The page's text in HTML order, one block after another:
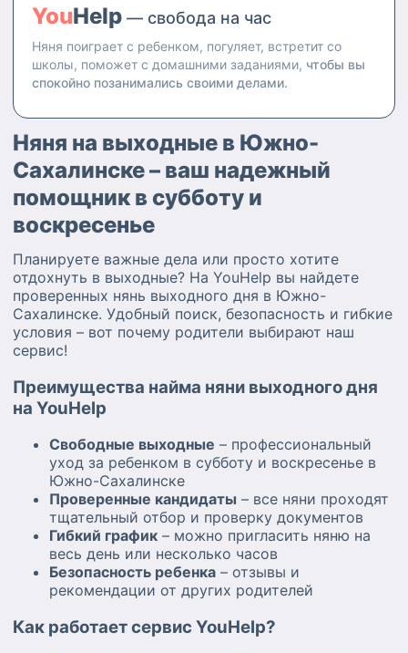
YouHelp — свобода на час
Няня поиграет с ребенком, погуляет, встретит со
школы, поможет с домашними заданиями, чтобы вы
спокойно позанимались своими делами.
Няня на выходные в Южно-
Сахалинске – ваш надежный
помощник в субботу и
воскресенье
Планируете важные дела или просто хотите
отдохнуть в выходные? На YouHelp вы найдете
проверенных нянь выходного дня в Южно-
Сахалинске. Удобный поиск, безопасность и гибкие
условия – вот почему родители выбирают наш
сервис!
Преимущества найма няни выходного дня
на YouHelp
Свободные выходные – профессиональный
уход за ребенком в субботу и воскресенье в
Южно-Сахалинске
Проверенные кандидаты – все няни проходят
тщательный отбор и проверку документов
Гибкий график – можно пригласить няню на
весь день или несколько часов
Безопасность ребенка – отзывы и
рекомендации от других родителей
Как работает сервис YouHelp?